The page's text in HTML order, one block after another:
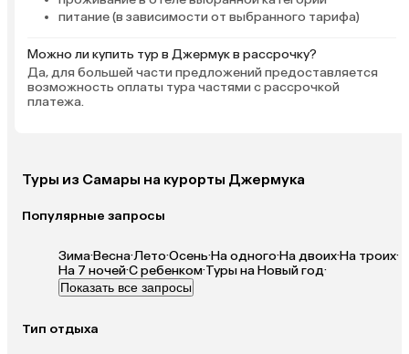
питание (в зависимости от выбранного тарифа)
Можно ли купить тур в Джермук в рассрочку?
Да, для большей части предложений предоставляется
возможность оплаты тура частями с рассрочкой
платежа.
Туры из Самары на курорты Джермука
Популярные запросы
Зима·Весна·Лето·Осень·На одного·На двоих·На троих·
На 7 ночей·С ребенком·Туры на Новый год·
Показать все запросы
Тип отдыха